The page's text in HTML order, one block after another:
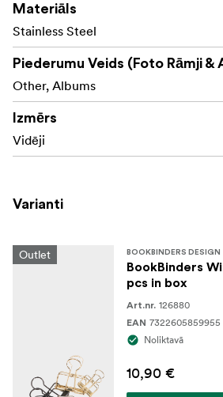
Materiāls
Stainless Steel
Piederumu Veids (Foto Rāmji &
Other, Albums
Izmērs
Vidēji
Varianti
Outlet BOOKBINDERS DESIGN
BookBinders
pcs in box
Art.nr. 126880
EAN 7322605859955
Noliktavā
10,90 €